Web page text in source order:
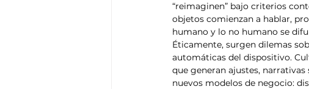
“reimaginen” bajo criterios
objetos comienzan a hablar,
humano y lo no humano se
Éticamente, surgen dilemas
automáticas del dispositivo.
que generan ajustes,
nuevos modelos de negocio: